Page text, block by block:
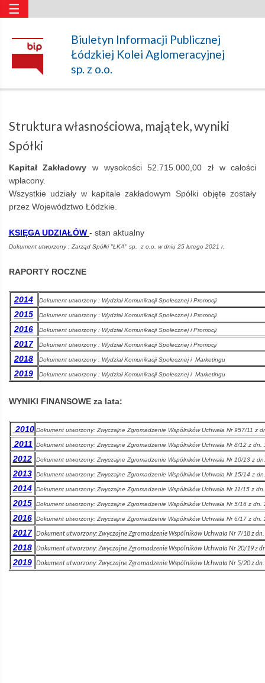
Struktura
własnościowa,
wyniki
Spółki
–
Łódzka
Kolej
Aglomeracyjna
Biuletyn Informacji Publicznej
Łódzkiej Kolei Aglomeracyjnej
sp. z o.o.
☰
Struktura własnościowa, majątek, wyniki
Spółki
Kapitał Zakładowy w wysokości 52.715.000,00 zł w całości
wpłacony.
Wszystkie udziały w kapitale zakładowym Spółki objęte zostały
przez Województwo Łódzkie.
KSIĘGA UDZIAŁÓW - stan aktualny
Dokument utworzony : Zarząd Spółki "ŁKA" sp. z o.o. w dniu 25 lutego 2021 r.
RAPORTY ROCZNE
2014 Dokument utworzony : Wydział Komunikacji Społecznej i Promocji
2015 Dokument utworzony : Wydział Komunikacji Społecznej i Promocji
2016 Dokument utworzony : Wydział Komunikacji Społecznej i Promocji
2017 Dokument utworzony : Wydział Komunikacji Społecznej i Promocji
2018 Dokument utworzony : Wydział Komunikacji Społecznej i Marketingu
2019 Dokument utworzony : Wydział Komunikacji Społecznej i Marketingu
WYNIKI FINANSOWE za lata:
2010 Dokument utworzony: Zwyczajne Zgromadzenie Wspólników Uchwała Nr 957/11 z
2011 Dokument utworzony: Zwyczajne Zgromadzenie Wspólników Uchwała Nr 8/12 z
2012 Dokument utworzony: Zwyczajne Zgromadzenie Wspólników Uchwała Nr 10/13 z
2013 Dokument utworzony: Zwyczajne Zgromadzenie Wspólników Uchwała Nr 15/14 z
2014 Dokument utworzony: Zwyczajne Zgromadzenie Wspólników Uchwała Nr 11/15 z
2015 Dokument utworzony: Zwyczajne Zgromadzenie Wspólników Uchwała Nr 5/16 z
2016 Dokument utworzony: Zwyczajne Zgromadzenie Wspólników Uchwała Nr 6/17 z
2017 Dokument utworzony:Zwyczajne Zgromadzenie Wspólników Uchwała Nr 7/18 z
2018 Dokument utworzony:Zwyczajne Zgromadzenie Wspólników Uchwała Nr 20/19 z
2019 Dokument utworzony:Zwyczajne Zgromadzenie Wspólników Uchwała Nr 5/20 z